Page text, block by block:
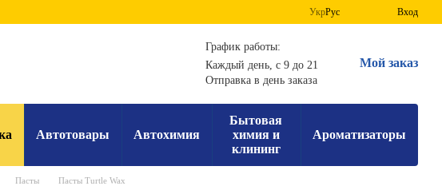
УкрРус Вход
График работы:
Каждый день, с 9 до 21
Отправка в день заказа
Мой заказ
Автотовары Автохимия
Бытовая
химия и
клининг
Ароматизаторы
Пасты Пасты Turtle Wax